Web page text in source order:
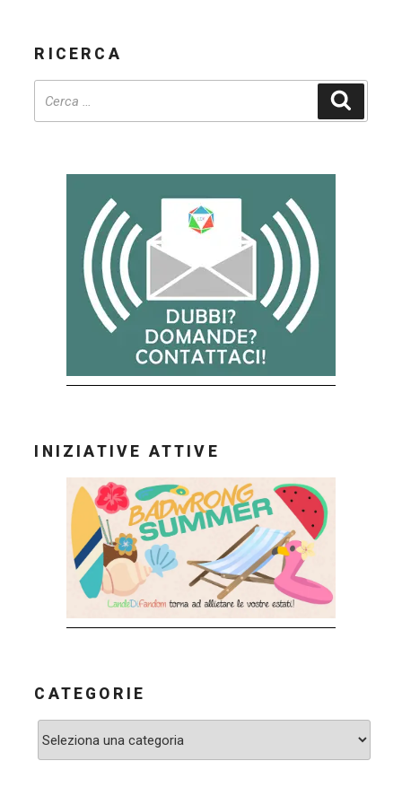
RICERCA
INIZIATIVE ATTIVE
CATEGORIE
Categorie